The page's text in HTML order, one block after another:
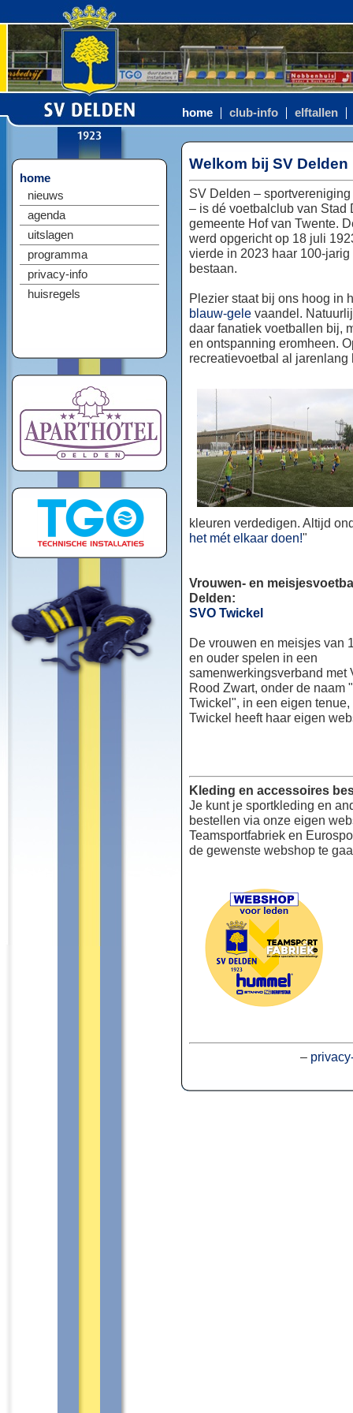
home club-info elftallen
home
nieuws
agenda
uitslagen
programma
privacy-info
huisregels
Welkom bij SV Delden
SV Delden –
– is dé voetbalclub van Stad
gemeente Hof van Twente.
werd opgericht op 18 juli
vierde in 2023 haar 100-jarig
bestaan.
Plezier staat bij ons hoog in
blauw-gele vaandel.
daar fanatiek voetballen bij,
en ontspanning eromheen.
recreatievoetbal al jarenlang
kleuren verdedigen. Altijd
het mét elkaar doen!"
Vrouwen- en
Delden:
SVO Twickel
De vrouwen en meisjes van
en ouder spelen in een
samenwerkingsverband met
Rood Zwart, onder de naam
Twickel", in een eigen
Twickel heeft haar eigen
Kleding en accessoires
Je kunt je sportkleding en
bestellen via onze eigen
Teamsportfabriek en
de gewenste webshop te
–